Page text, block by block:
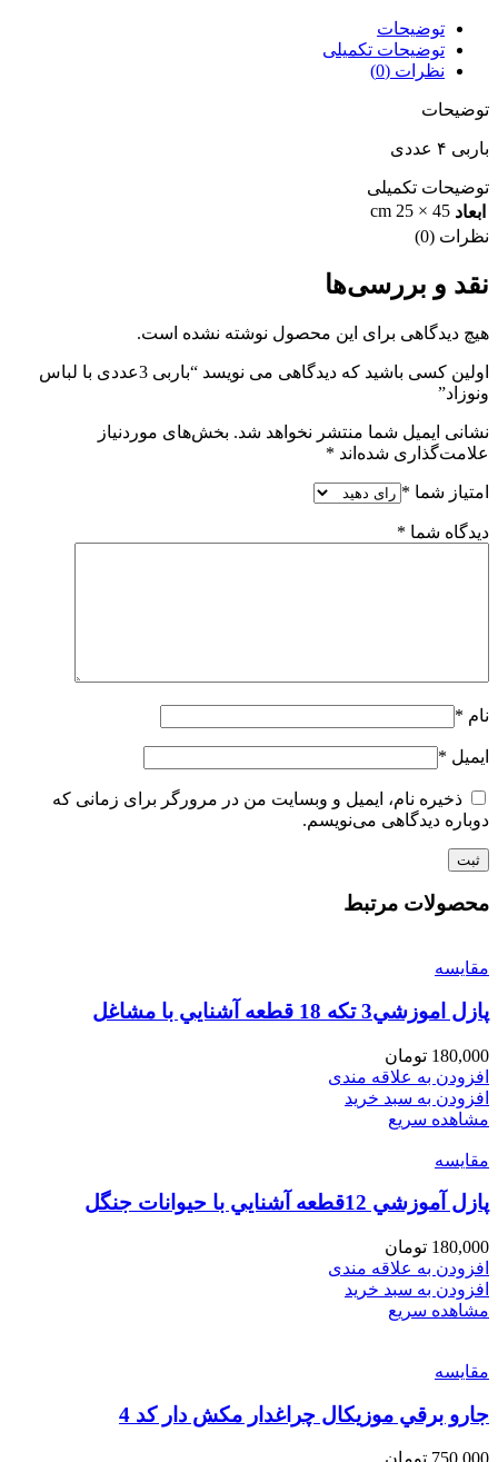
توضیحات
توضیحات تکمیلی
نظرات (0)
توضیحات
باربی ۴ عددی
توضیحات تکمیلی
ابعاد 45 × 25 cm
نظرات (0)
نقد و بررسی‌ها
هیچ دیدگاهی برای این محصول نوشته نشده است.
اولین کسی باشید که دیدگاهی می نویسد “باربی 3عددی با لباس
ونوزاد”
نشانی ایمیل شما منتشر نخواهد شد. بخش‌های موردنیاز
علامت‌گذاری شده‌اند *
امتیاز شما *
دیدگاه شما *
نام *
ایمیل *
ذخیره نام، ایمیل و وبسایت من در مرورگر برای زمانی که
دوباره دیدگاهی می‌نویسم.
محصولات مرتبط
مقایسه
پازل اموزشي3 تكه 18 قطعه آشنايي با مشاغل
180,000 تومان
افزودن به علاقه مندی
افزودن به سبد خرید
مشاهده سریع
مقایسه
پازل آموزشي 12قطعه آشنايي با حيوانات جنگل
180,000 تومان
افزودن به علاقه مندی
افزودن به سبد خرید
مشاهده سریع
مقایسه
جارو برقي موزيكال چراغدار مكش دار كد 4